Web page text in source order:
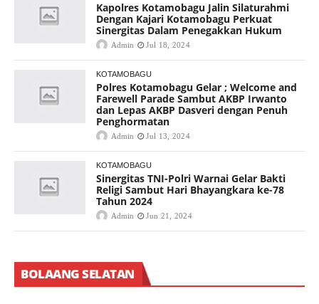
Kapolres Kotamobagu Jalin Silaturahmi
Dengan Kajari Kotamobagu Perkuat
Sinergitas Dalam Penegakkan Hukum
Admin Jul 18, 2024
KOTAMOBAGU
Polres Kotamobagu Gelar ; Welcome and
Farewell Parade Sambut AKBP Irwanto
dan Lepas AKBP Dasveri dengan Penuh
Penghormatan
Admin Jul 13, 2024
KOTAMOBAGU
Sinergitas TNI-Polri Warnai Gelar Bakti
Religi Sambut Hari Bhayangkara ke-78
Tahun 2024
Admin Jun 21, 2024
BOLAANG SELATAN